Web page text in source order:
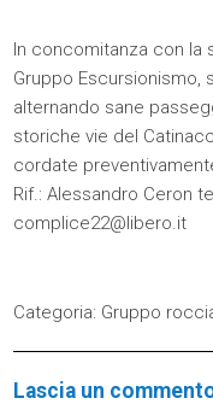
In concomitanza con la
Gruppo Escursionismo,
alternando sane
storiche vie del
cordate
Rif.: Alessandro Ceron
complice22@libero.it
Categoria: Gruppo
Lascia un